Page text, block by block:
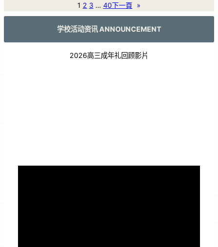
1 2 3 … 40下一頁 »
学校活动资讯 ANNOUNCEMENT
2026高三成年礼回顾影片